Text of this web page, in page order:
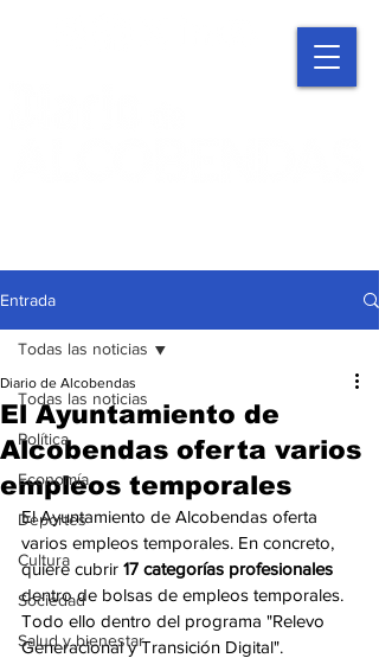
Entrada
Todas las noticias
Política
Economía
Deportes
Cultura
Sociedad
Salud y bienestar
Todas las noticias
El Ayuntamiento de
Alcobendas oferta varios
empleos temporales
Diario de Alcobendas
El Ayuntamiento de Alcobendas oferta
varios empleos temporales. En concreto,
quiere cubrir 17 categorías profesionales
dentro de bolsas de empleos temporales.
Todo ello dentro del programa "Relevo
Generacional y Transición Digital".